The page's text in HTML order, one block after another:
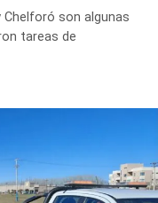
mantienen
de la turbiedad
Chelforó son algunas
tareas de